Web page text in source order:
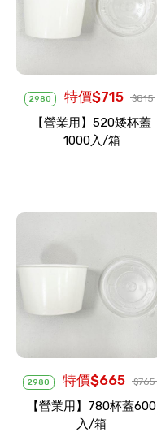
2980 特價$715 $815
【營業用】520矮杯蓋
1000入/箱
2980 特價$665 $765
【營業用】780杯蓋600
入/箱